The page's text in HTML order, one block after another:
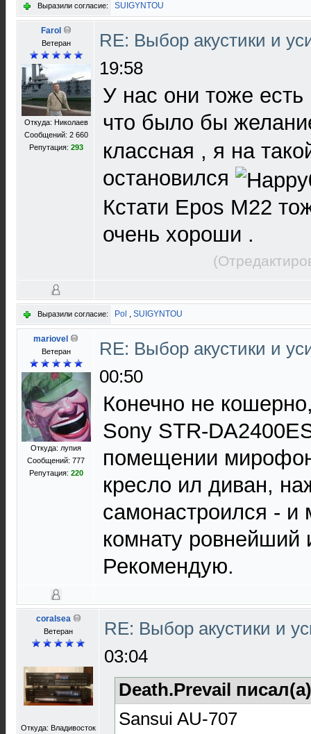
Выразили согласие: SUIGYNTOU
Farol
Ветеран
Откуда: Николаев
Сообщений: 2 660
Репутация: 293
RE: Выбор акустики и
19:58
У нас они тоже
что было бы
классная , я на
остановился
Кстати Epos M22
очень хороши .
Выразили согласие: Pol , SUIGYNTOU
mariovel
Ветеран
Откуда: лупия
Сообщений: 777
Репутация: 220
RE: Выбор акустики и
00:50
Конечно не
Sony STR-
помещении
кресло ил диван,
самонастроился - и
комнату ровнейший
Рекомендую.
coralsea
Ветеран
Откуда: Владивосток
RE: Выбор акустики и
03:04
Death.Prevail
Sansui AU-707